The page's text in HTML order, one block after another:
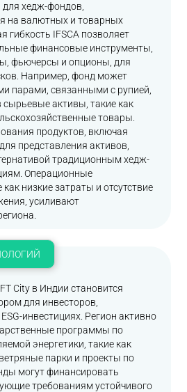
хедж-фондов,
на валютных и товарных
гибкость IFSCA позволяет
финансовые инструменты,
фьючерсы и опционы, для
Например, фонд может
парами, связанными с рупией,
сырьевые активы, такие как
товары.
продуктов, включая
представления активов,
традиционным хедж-
Операционные
низкие затраты и отсутствие
усиливают
City в Индии становится
для инвесторов,
инвестициях. Регион активно
программы по
энергетики, такие как
парки и проекты по
могут финансировать
требованиям устойчивого